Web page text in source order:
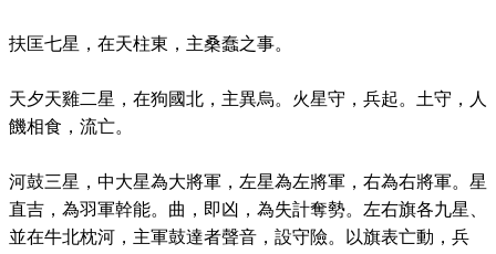
扶匡七星，在天柱東，主桑蠢之事。
天夕天雞二星，在狗國北，主異烏。火星守，兵起。土守，人
饑相食，流亡。
河鼓三星，中大星為大將軍，左星為左將軍，右為右將軍。星
直吉，為羽軍幹能。曲，即凶，為失計奪勢。左右旗各九星、
並在牛北枕河，主軍鼓達者聲音，設守險。以旗表亡動，兵